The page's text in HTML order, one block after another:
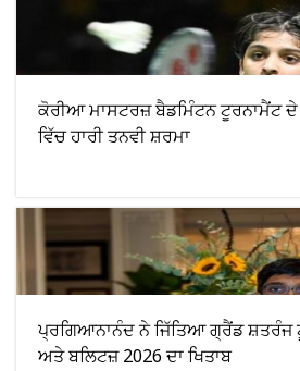
ਕੋਰੀਆ ਮਾਸਟਰਜ਼ ਬੈਡਮਿੰਟਨ ਟੂਰਨਾਮੈਂਟ
ਵਿੱਚ ਹਾਰੀ ਤਨਵੀ ਸ਼ਰਮਾ
ਪ੍ਰਗਿਆਨਾਨੰਦ ਨੇ ਜਿੱਤਿਆ ਗ੍ਰੈਂਡ
ਅਤੇ ਬਲਿਟਜ਼ 2026 ਦਾ ਖਿਤਾਬ